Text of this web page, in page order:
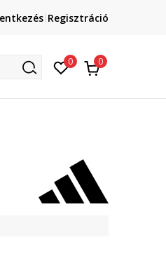
Regisztráció
0 0